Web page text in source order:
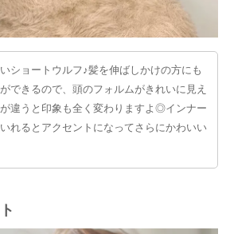
ショートウルフ♪髪を伸ばしかけの方にも
できるので、頭のフォルムがきれいに見え
違うと印象も全く変わりますよ◎インナー
れるとアクセントになってさらにかわいい